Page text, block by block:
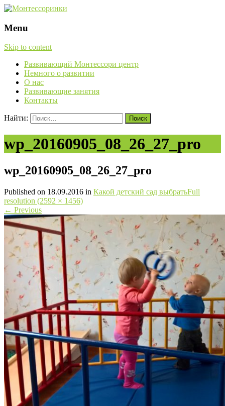
Menu
Skip to content
Развивающий Монтессори центр
Немного о развитии
О нас
Развивающие занятия
Контакты
Найти:
wp_20160905_08_26_27_pro
wp_20160905_08_26_27_pro
Published on 18.09.2016 in Какой детский сад выбратьFull
resolution (2592 × 1456)
← Previous